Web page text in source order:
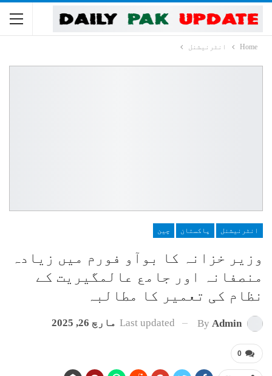
Home انٹرنیشنل
انٹرنیشنل پاکستان چین
وزیر خزانہ کا بوآو فورم میں زیادہ
منصفانہ اور جامع عالمگیریت کے
نظام کی تعمیر کا مطالبہ
By Admin
Last updated مارچ 26, 2025
0